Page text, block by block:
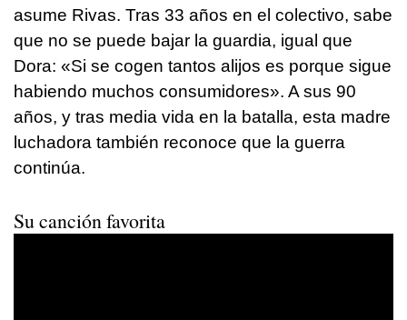
asume Rivas. Tras 33 años en el colectivo, sabe
que no se puede bajar la guardia, igual que
Dora: «Si se cogen tantos alijos es porque sigue
habiendo muchos consumidores». A sus 90
años, y tras media vida en la batalla, esta madre
luchadora también reconoce que la guerra
continúa.
Su canción favorita